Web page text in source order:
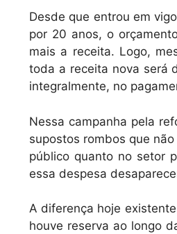
Desde que entrou em
por 20 anos, o
mais a receita. Logo,
toda a receita nova será
integralmente, no
Nessa campanha pela
supostos rombos que
público quanto no setor
essa despesa
A diferença hoje
houve reserva ao longo